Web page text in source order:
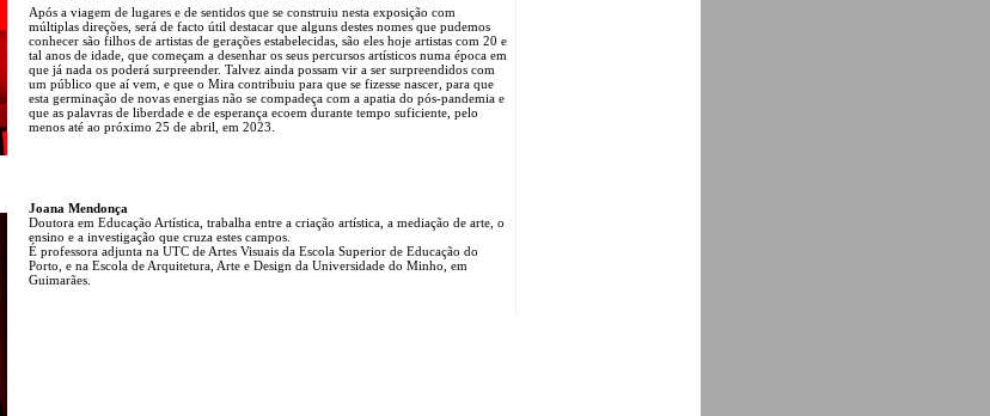
Após a viagem de lugares e de sentidos que se construiu nesta exposição com
múltiplas direções, será de facto útil destacar que alguns destes nomes que pudemos
conhecer são filhos de artistas de gerações estabelecidas, são eles hoje artistas com 20 e
tal anos de idade, que começam a desenhar os seus percursos artísticos numa época em
que já nada os poderá surpreender. Talvez ainda possam vir a ser surpreendidos com
um público que aí vem, e que o Mira contribuiu para que se fizesse nascer, para que
esta germinação de novas energias não se compadeça com a apatia do pós-pandemia e
que as palavras de liberdade e de esperança ecoem durante tempo suficiente, pelo
menos até ao próximo 25 de abril, em 2023.
Joana Mendonça
Doutora em Educação Artística, trabalha entre a criação artística, a mediação de arte, o
ensino e a investigação que cruza estes campos.
É professora adjunta na UTC de Artes Visuais da Escola Superior de Educação do
Porto, e na Escola de Arquitetura, Arte e Design da Universidade do Minho, em
Guimarães.